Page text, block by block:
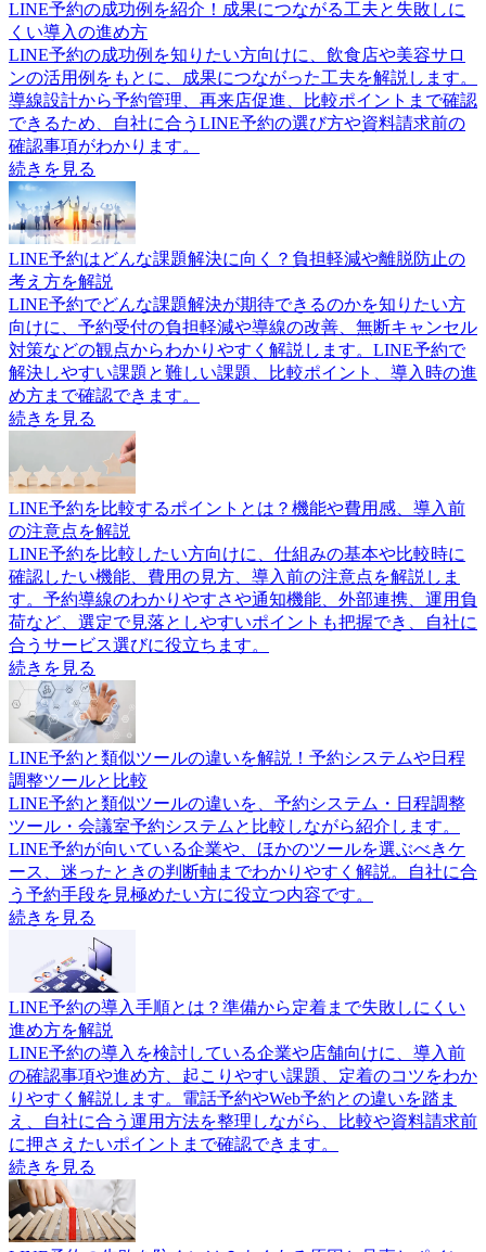
LINE予約の成功例を紹介！成果につながる工夫と失敗しに
くい導入の進め方
LINE予約の成功例を知りたい方向けに、飲食店や美容サロ
ンの活用例をもとに、成果につながった工夫を解説します。
導線設計から予約管理、再来店促進、比較ポイントまで確認
できるため、自社に合うLINE予約の選び方や資料請求前の
確認事項がわかります。
続きを見る
LINE予約はどんな課題解決に向く？負担軽減や離脱防止の
考え方を解説
LINE予約でどんな課題解決が期待できるのかを知りたい方
向けに、予約受付の負担軽減や導線の改善、無断キャンセル
対策などの観点からわかりやすく解説します。LINE予約で
解決しやすい課題と難しい課題、比較ポイント、導入時の進
め方まで確認できます。
続きを見る
LINE予約を比較するポイントとは？機能や費用感、導入前
の注意点を解説
LINE予約を比較したい方向けに、仕組みの基本や比較時に
確認したい機能、費用の見方、導入前の注意点を解説しま
す。予約導線のわかりやすさや通知機能、外部連携、運用負
荷など、選定で見落としやすいポイントも把握でき、自社に
合うサービス選びに役立ちます。
続きを見る
LINE予約と類似ツールの違いを解説！予約システムや日程
調整ツールと比較
LINE予約と類似ツールの違いを、予約システム・日程調整
ツール・会議室予約システムと比較しながら紹介します。
LINE予約が向いている企業や、ほかのツールを選ぶべきケ
ース、迷ったときの判断軸までわかりやすく解説。自社に合
う予約手段を見極めたい方に役立つ内容です。
続きを見る
LINE予約の導入手順とは？準備から定着まで失敗しにくい
進め方を解説
LINE予約の導入を検討している企業や店舗向けに、導入前
の確認事項や進め方、起こりやすい課題、定着のコツをわか
りやすく解説します。電話予約やWeb予約との違いを踏ま
え、自社に合う運用方法を整理しながら、比較や資料請求前
に押さえたいポイントまで確認できます。
続きを見る